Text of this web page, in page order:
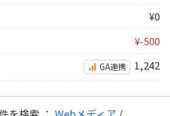
¥0
¥-500
GA連携 1,242